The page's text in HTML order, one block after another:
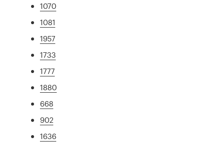
1070
1081
1957
1733
1777
1880
668
902
1636